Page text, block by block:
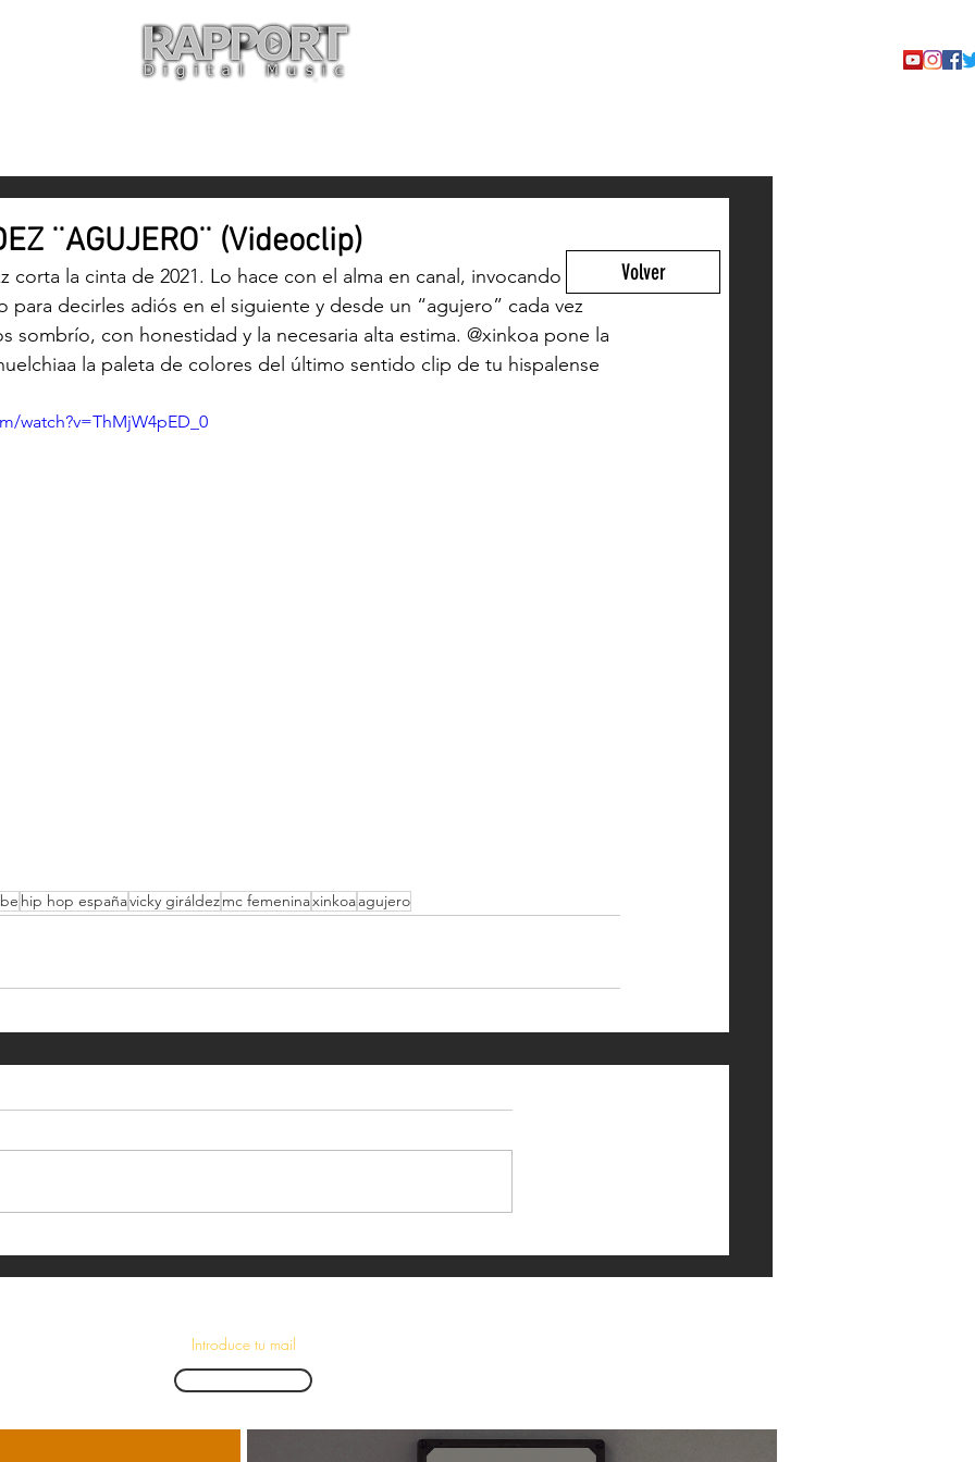
¨AGUJERO¨ (Videoclip)
corta la cinta de 2021. Lo hace con el alma en canal, invocando
para decirles adiós en el siguiente y desde un “agujero” cada vez
sombrío, con honestidad y la necesaria alta estima. @xinkoa pone la
la paleta de colores del último sentido clip de tu hispalense
watch?v=ThMjW4pED_0
hip hop españavicky giráldezmc femeninaxinkoaagujero
Volver